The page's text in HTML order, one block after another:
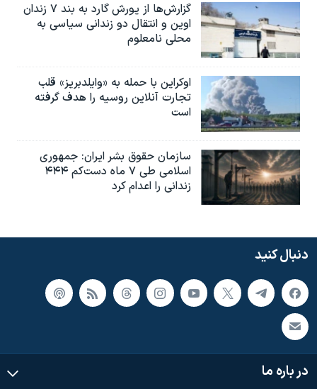
گزارش‌ها از یورش گارد به بند ۷ زندان
اوین و انتقال دو زندانی سیاسی به
محلی نامعلوم
اوکراین با حمله به «وایلدبریز» قلب
تجارت آنلاین روسیه را هدف گرفته
است
سازمان حقوق بشر ایران: جمهوری
اسلامی طی ۷ ماه دست‌کم ۴۴۴
زندانی را اعدام کرد
دنبال کنید
در باره ما